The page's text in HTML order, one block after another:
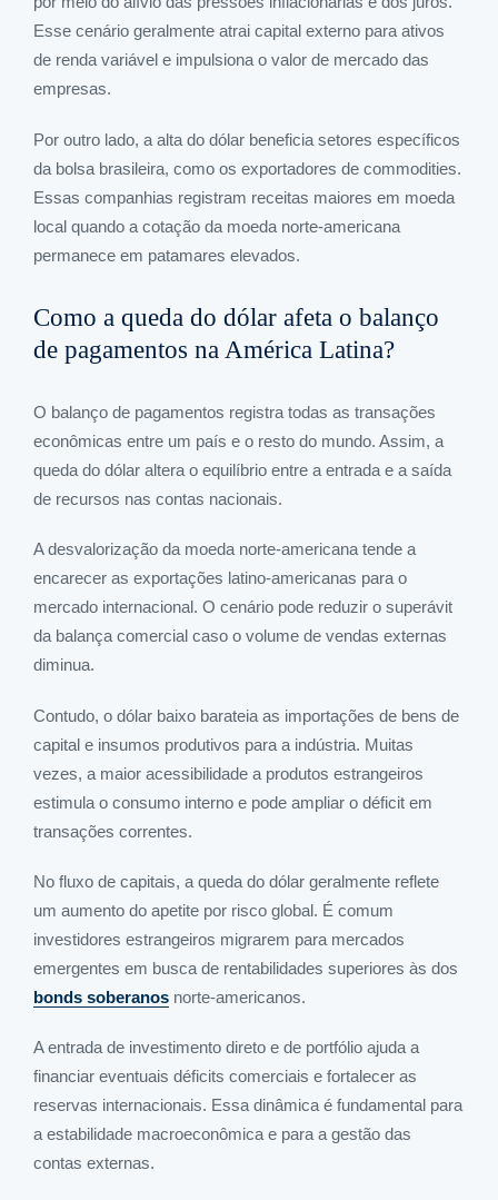
Esse cenário geralmente atrai capital externo para ativos
de renda variável e impulsiona o valor de mercado das
empresas.
Por outro lado, a alta do dólar beneficia setores específicos
da bolsa brasileira, como os exportadores de commodities.
Essas companhias registram receitas maiores em moeda
local quando a cotação da moeda norte-americana
permanece em patamares elevados.
Como a queda do dólar afeta o balanço
de pagamentos na América Latina?
O balanço de pagamentos registra todas as transações
econômicas entre um país e o resto do mundo. Assim, a
queda do dólar altera o equilíbrio entre a entrada e a saída
de recursos nas contas nacionais.
A desvalorização da moeda norte-americana tende a
encarecer as exportações latino-americanas para o
mercado internacional. O cenário pode reduzir o superávit
da balança comercial caso o volume de vendas externas
diminua.
Contudo, o dólar baixo barateia as importações de bens de
capital e insumos produtivos para a indústria. Muitas
vezes, a maior acessibilidade a produtos estrangeiros
estimula o consumo interno e pode ampliar o déficit em
transações correntes.
No fluxo de capitais, a queda do dólar geralmente reflete
um aumento do apetite por risco global. É comum
investidores estrangeiros migrarem para mercados
emergentes em busca de rentabilidades superiores às dos
bonds soberanos norte-americanos.
A entrada de investimento direto e de portfólio ajuda a
financiar eventuais déficits comerciais e fortalecer as
reservas internacionais. Essa dinâmica é fundamental para
a estabilidade macroeconômica e para a gestão das
contas externas.